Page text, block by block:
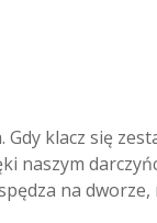
klacz się
naszym
na dworze,